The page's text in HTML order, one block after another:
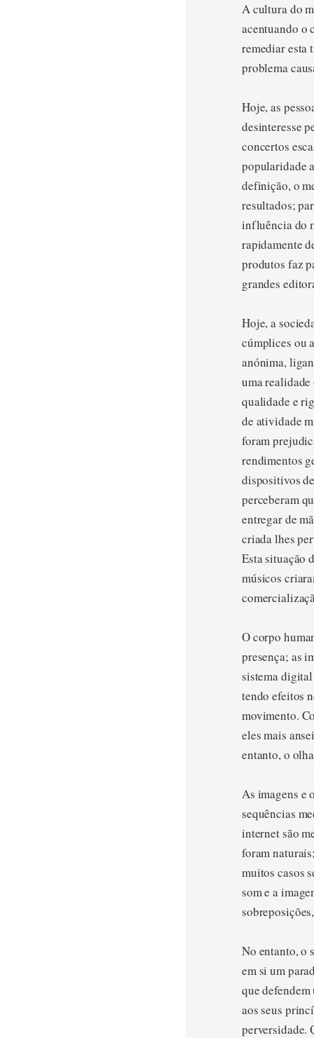
A cultura do
acentuando o
remediar esta
problema
Hoje, as
desinteresse
concertos
popularidade
definição, o
resultados;
influência do
rapidamente
produtos faz
grandes
Hoje, a
cúmplices ou
anónima,
uma realidade
qualidade e
de atividade
foram
rendimentos
dispositivos
perceberam
entregar de
criada lhes
Esta situação
músicos
O corpo
presença; as
sistema
tendo efeitos
movimento.
eles mais
entanto, o
As imagens e
sequências
internet são
foram
muitos casos
som e a
No entanto, o
em si um
que
aos seus
perversidade.